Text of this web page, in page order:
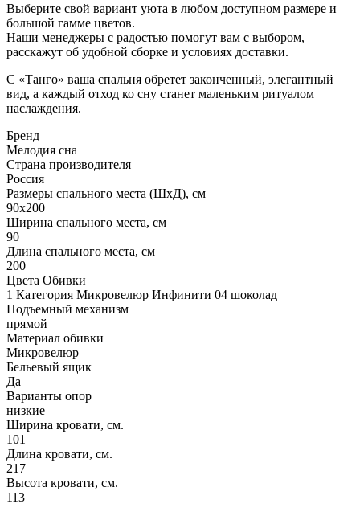
Выберите свой вариант уюта в любом доступном размере и
большой гамме цветов.
Наши менеджеры с радостью помогут вам с выбором,
расскажут об удобной сборке и условиях доставки.
С «Танго» ваша спальня обретет законченный, элегантный
вид, а каждый отход ко сну станет маленьким ритуалом
наслаждения.
Бренд
Мелодия сна
Страна производителя
Россия
Размеры спального места (ШхД), см
90х200
Ширина спального места, см
90
Длина спального места, см
200
Цвета Обивки
1 Категория Микровелюр Инфинити 04 шоколад
Подъемный механизм
прямой
Материал обивки
Микровелюр
Бельевый ящик
Да
Варианты опор
низкие
Ширина кровати, см.
101
Длина кровати, см.
217
Высота кровати, см.
113